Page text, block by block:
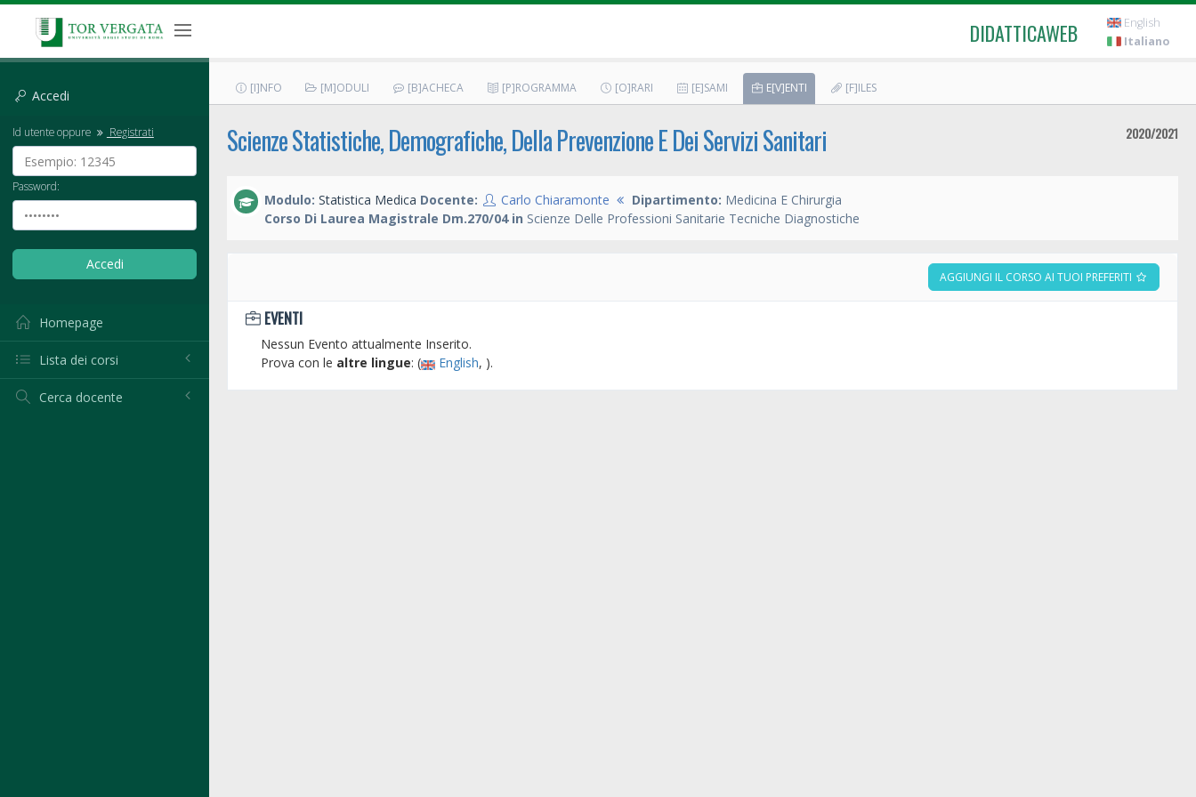
DIDATTICAWEB
English
Italiano
Accedi
Id utente oppure Registrati
Password:
Homepage
Lista dei corsi
Cerca docente
[I]NFO [M]ODULI [B]ACHECA [P]ROGRAMMA [O]RARI [E]SAMI E[V]ENTI [F]ILES
Scienze Statistiche, Demografiche, Della Prevenzione E Dei Servizi Sanitari 2020/2021
Modulo: Statistica Medica Docente: Carlo Chiaramonte Dipartimento: Medicina E Chirurgia
Corso Di Laurea Magistrale Dm.270/04 in Scienze Delle Professioni Sanitarie Tecniche Diagnostiche
AGGIUNGI IL CORSO AI TUOI PREFERITI
EVENTI
Nessun Evento attualmente Inserito.
Prova con le altre lingue: ( English, ).